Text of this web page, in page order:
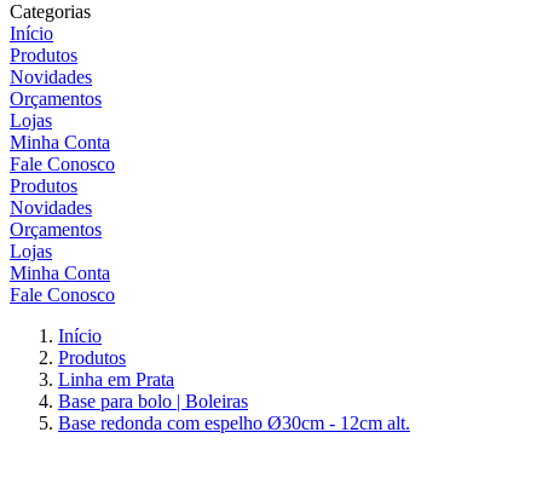
Categorias
Início
Produtos
Novidades
Orçamentos
Lojas
Minha Conta
Fale Conosco
Produtos
Novidades
Orçamentos
Lojas
Minha Conta
Fale Conosco
Início
Produtos
Linha em Prata
Base para bolo | Boleiras
Base redonda com espelho Ø30cm - 12cm alt.